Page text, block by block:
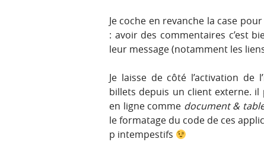
Je coche en revanche la case
: avoir des commentaires c’est
leur message (notamment les
Je laisse de côté l’activation de
billets depuis un client externe. il
en ligne comme document &
le formatage du code de ces
p intempestifs